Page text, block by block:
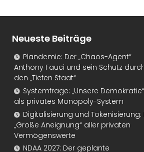
Neueste Beiträge
Plandemie: Der „Chaos-Agent“
Anthony Fauci und sein Schutz
den „Tiefen Staat“
Systemfrage: „Unsere Demokratie“
als privates Monopoly-System
Digitalisierung und Tokenisierung:
„Große Aneignung“ aller privaten
Vermögenswerte
NDAA 2027: Der geplante